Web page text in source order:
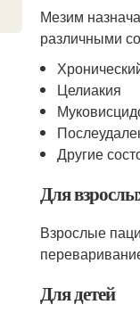
Мезим
различными
Целиакия
Другие
Для
Взрослые
Для детей